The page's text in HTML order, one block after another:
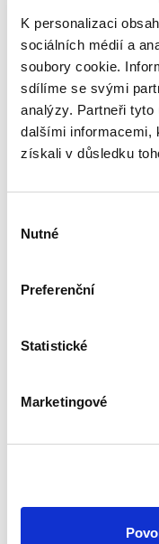
K personalizaci
sociálních médií a
soubory cookie.
sdílíme se svými
analýzy. Partneři tyto
dalšími informacemi,
získali v důsledku
souhlasu
Nutné
Preferenční
Statistické
Marketingové
490,00 Kč
Roky, které
přinesly řadu
ochraně
instrumenty
chráněná...
Obecná část.
některé